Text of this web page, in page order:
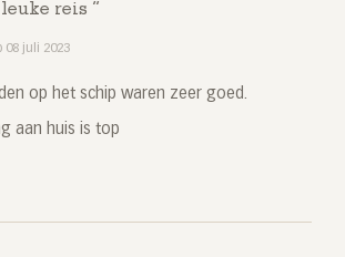
reis
08 juli 2023
op het schip waren zeer goed.
aan huis is top